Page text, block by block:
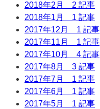
2018年2月 2 記事
2018年1月 1 記事
2017年12月 1 記事
2017年11月 1 記事
2017年10月 4 記事
2017年8月 3 記事
2017年7月 1 記事
2017年6月 1 記事
2017年5月 1 記事